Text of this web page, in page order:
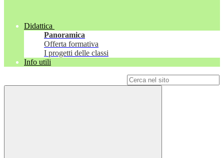
Didattica
Panoramica
Offerta formativa
I progetti delle classi
Info utili